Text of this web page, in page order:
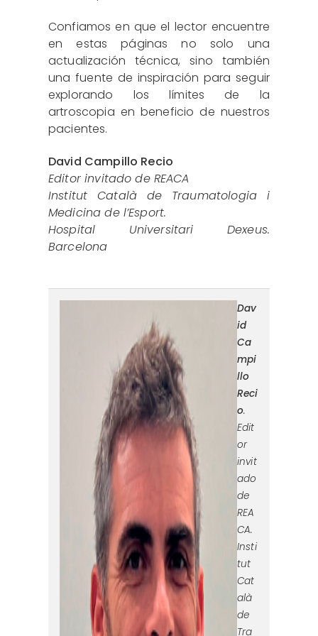
Confiamos en que el lector encuentre
en estas páginas no solo una
actualización técnica, sino también
una fuente de inspiración para seguir
explorando los límites de la
artroscopia en beneficio de nuestros
pacientes.
David Campillo Recio
Editor invitado de REACA
Institut Català de Traumatologia i
Medicina de l’Esport.
Hospital Universitari Dexeus.
Barcelona
reaca.32284.fs2510024-
figura1.png
Dav
id
Ca
mpi
llo
Reci
o.
Edit
or
invit
ado
de
REA
CA.
Insti
tut
Cat
alà
de
Tra